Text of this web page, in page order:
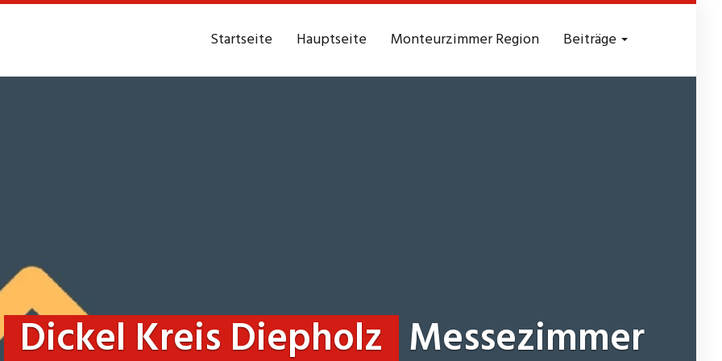
Startseite Hauptseite Monteurzimmer Region Beiträge
Dickel Kreis Diepholz Messezimmer